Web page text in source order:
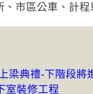
市區公車、計